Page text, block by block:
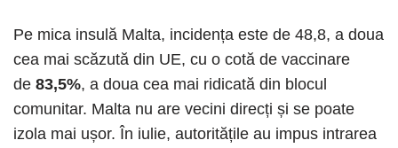
Pe mica insulă Malta, incidența este de 48,8, a doua
cea mai scăzută din UE, cu o cotă de vaccinare
de 83,5%, a doua cea mai ridicată din blocul
comunitar. Malta nu are vecini direcți și se poate
izola mai ușor. În iulie, autoritățile au impus intrarea